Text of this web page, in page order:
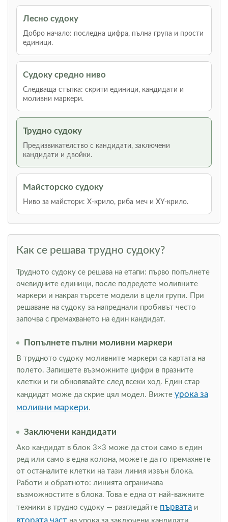
Лесно судоку
Добро начало: последна цифра, пълна група и прости
единици.
Судоку средно ниво
Следваща стъпка: скрити единици, кандидати и
моливни маркери.
Трудно судоку
Предизвикателство с кандидати, заключени
кандидати и двойки.
Майсторско судоку
Ниво за майстори: Х-крило, риба меч и XY-крило.
Как се решава трудно судоку?
Трудното судоку се решава на етапи: първо попълнете
очевидните единици, после подредете моливните
маркери и накрая търсете модели в цели групи. При
решаване на судоку за напреднали пробивът често
започва с премахването на един кандидат.
Попълнете пълни моливни маркери
В трудното судоку моливните маркери са картата на
полето. Запишете възможните цифри в празните
клетки и ги обновявайте след всеки ход. Един стар
кандидат може да скрие цял модел. Вижте урока за
моливни маркери.
Заключени кандидати
Ако кандидат в блок 3×3 може да стои само в един
ред или само в една колона, можете да го премахнете
от останалите клетки на тази линия извън блока.
Работи и обратното: линията ограничава
възможностите в блока. Това е една от най-важните
техники в трудно судоку — разгледайте първата и
втората част